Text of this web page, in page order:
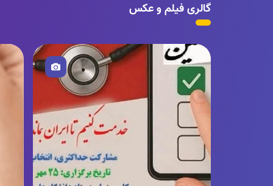
گالری فیلم و عکس